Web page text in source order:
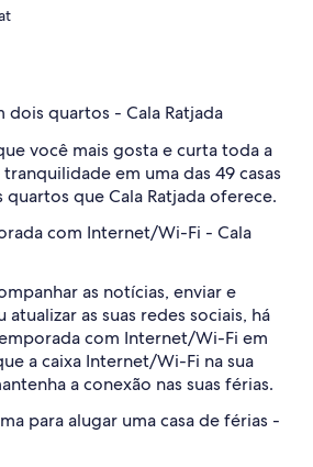
dois quartos - Cala Ratjada
você mais gosta e curta toda a
em uma das 49 casas
que Cala Ratjada oferece.
com Internet/Wi-Fi - Cala
as notícias, enviar e
as suas redes sociais, há
com Internet/Wi-Fi em
a caixa Internet/Wi-Fi na sua
a conexão nas suas férias.
para alugar uma casa de férias -